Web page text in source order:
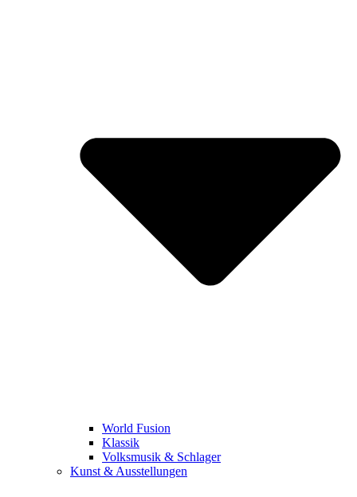
World Fusion
Klassik
Volksmusik & Schlager
Kunst & Ausstellungen